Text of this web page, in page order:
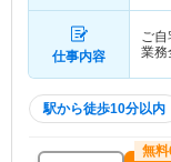
仕事内容
ご
業務
駅から徒歩10分以内